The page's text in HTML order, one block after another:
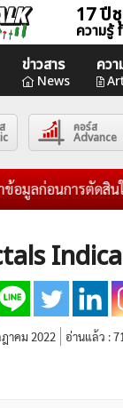
17 ปี
ความรู้
ข่าวสาร
News
ควา
คอร์ส
Advance
การตัดสินใจลงทุน
าคม 2022 อ่านแล้ว :71